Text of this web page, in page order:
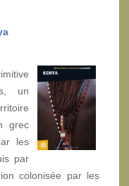
un
grec
les
par
colonisée par les